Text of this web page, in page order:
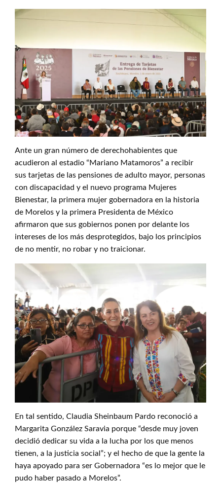
Ante un gran número de derechohabientes que
acudieron al estadio “Mariano Matamoros” a recibir
sus tarjetas de las pensiones de adulto mayor, personas
con discapacidad y el nuevo programa Mujeres
Bienestar, la primera mujer gobernadora en la historia
de Morelos y la primera Presidenta de México
afirmaron que sus gobiernos ponen por delante los
intereses de los más desprotegidos, bajo los principios
de no mentir, no robar y no traicionar.
En tal sentido, Claudia Sheinbaum Pardo reconoció a
Margarita González Saravia porque “desde muy joven
decidió dedicar su vida a la lucha por los que menos
tienen, a la justicia social”; y el hecho de que la gente la
haya apoyado para ser Gobernadora “es lo mejor que le
pudo haber pasado a Morelos”.